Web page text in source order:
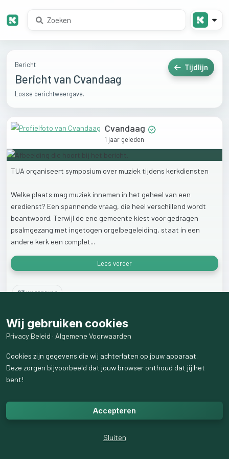
Bericht
Bericht van Cvandaag
Losse berichtweergave.
Tijdlijn
Cvandaag
1 jaar geleden
TUA organiseert symposium over muziek tijdens kerkdiensten
Welke plaats mag muziek innemen in het geheel van een
eredienst? Een spannende vraag, die heel verschillend wordt
beantwoord. Terwijl de ene gemeente kiest voor gedragen
psalmgezang met ingetogen orgelbegeleiding, staat in een
andere kerk een complet...
Lees verder
63weergaven
Wij gebruiken cookies
Privacy Beleid · Algemene Voorwaarden
Cookies zijn gegevens die wij achterlaten op jouw apparaat.
Deze zorgen bijvoorbeeld dat jouw browser onthoud dat jij het
bent!
Accepteren
Sluiten